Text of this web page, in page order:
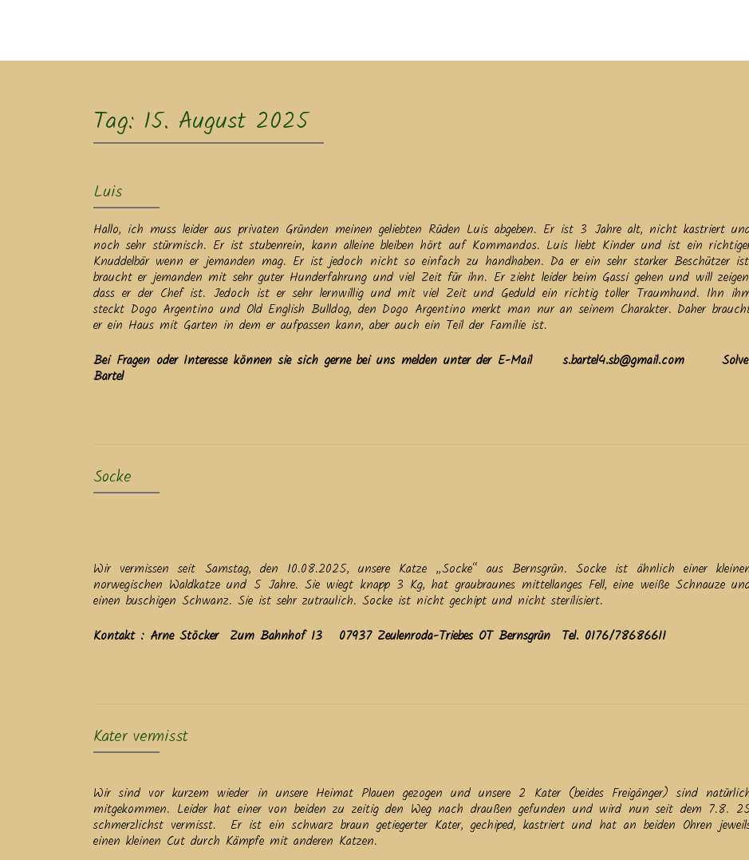
Tag: 15. August 2025
Luis
Hallo, ich muss leider aus privaten Gründen meinen geliebten Rüden Luis abgeben. Er ist 3 Jahre alt, nicht kastriert
noch sehr stürmisch. Er ist stubenrein, kann alleine bleiben hört auf Kommandos. Luis liebt Kinder und ist ein
Knuddelbär wenn er jemanden mag. Er ist jedoch nicht so einfach zu handhaben. Da er ein sehr starker Beschützer
braucht er jemanden mit sehr guter Hunderfahrung und viel Zeit für ihn. Er zieht leider beim Gassi gehen und will
dass er der Chef ist. Jedoch ist er sehr lernwillig und mit viel Zeit und Geduld ein richtig toller Traumhund. Ihn
steckt Dogo Argentino und Old English Bulldog, den Dogo Argentino merkt man nur an seinem Charakter. Daher
er ein Haus mit Garten in dem er aufpassen kann, aber auch ein Teil der Familie ist.
Bei Fragen oder Interesse können sie sich gerne bei uns melden unter der E-Mail s.bartel4.sb@gmail.com
Bartel
Socke
Wir vermissen seit Samstag, den 10.08.2025, unsere Katze „Socke“ aus Bernsgrün. Socke ist ähnlich einer
norwegischen Waldkatze und 5 Jahre. Sie wiegt knapp 3 Kg, hat graubraunes mittellanges Fell, eine weiße Schnauze
einen buschigen Schwanz. Sie ist sehr zutraulich. Socke ist nicht gechipt und nicht sterilisiert.
Kontakt : Arne Stöcker Zum Bahnhof 13 07937 Zeulenroda-Triebes OT Bernsgrün Tel. 0176/78686611
Kater vermisst
Wir sind vor kurzem wieder in unsere Heimat Plauen gezogen und unsere 2 Kater (beides Freigänger) sind
mitgekommen. Leider hat einer von beiden zu zeitig den Weg nach draußen gefunden und wird nun seit dem 7.8.
schmerzlichst vermisst. Er ist ein schwarz braun getiegerter Kater, gechiped, kastriert und hat an beiden Ohren
einen kleinen Cut durch Kämpfe mit anderen Katzen.